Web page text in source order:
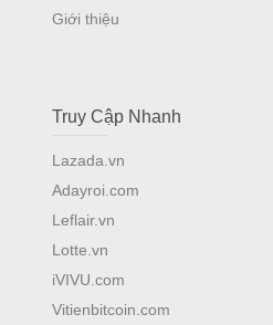
Giới thiệu
Truy Cập Nhanh
Lazada.vn
Adayroi.com
Leflair.vn
Lotte.vn
iVIVU.com
Vitienbitcoin.com